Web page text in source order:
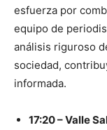
esfuerza por
equipo de
análisis riguroso
sociedad,
informada.
17:20 – Valle